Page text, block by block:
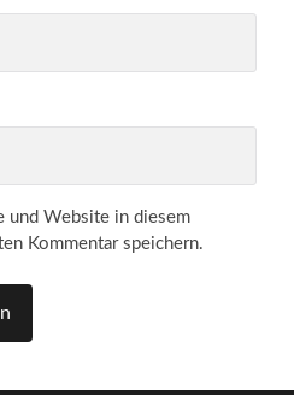
und Website in diesem
Kommentar speichern.